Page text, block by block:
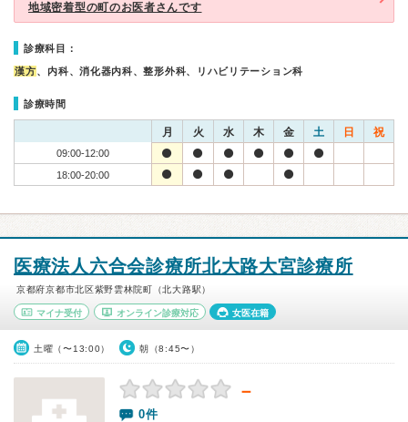
地域密着型の町のお医者さんです
診療科目：
漢方、内科、消化器内科、整形外科、リハビリテーション科
診療時間
月 火 水 木 金 土 日 祝
09:00-12:00
18:00-20:00
医療法人六合会診療所北大路大宮診療所
京都府京都市北区紫野雲林院町（北大路駅）
マイナ受付 オンライン診療対応 女医在籍
土曜（〜13:00） 朝（8:45〜）
－
0件